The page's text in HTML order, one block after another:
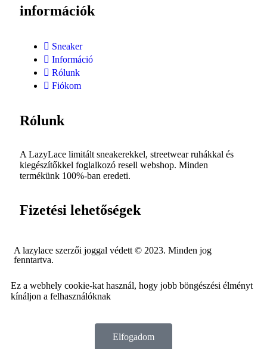
információk
Sneaker
Információ
Rólunk
Fiókom
Rólunk
A LazyLace limitált sneakerekkel, streetwear ruhákkal és
kiegészítőkkel foglalkozó resell webshop. Minden
termékünk 100%-ban eredeti.
Fizetési lehetőségek
A lazylace szerzői joggal védett © 2023. Minden jog
fenntartva.
Ez a webhely cookie-kat használ, hogy jobb böngészési élményt
kínáljon a felhasználóknak
Elfogadom